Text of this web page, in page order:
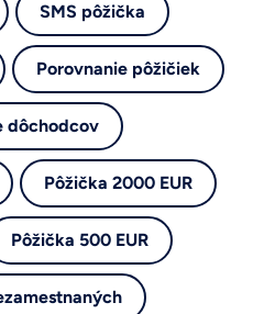
SMS pôžička
Porovnanie pôžičiek
dôchodcov
Pôžička 2000 EUR
Pôžička 500 EUR